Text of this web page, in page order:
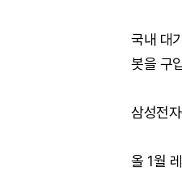
국내 대
봇을 구
삼성전
올 1월